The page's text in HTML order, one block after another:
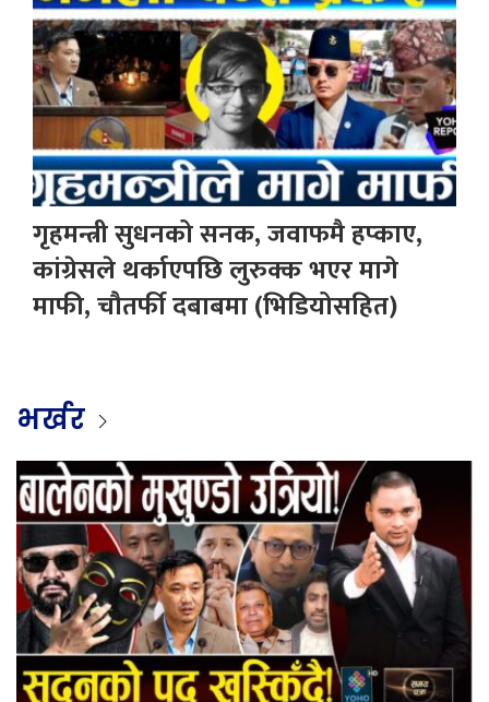
गृहमन्त्री सुधनको सनक, जवाफमै हप्काए,
कांग्रेसले थर्काएपछि लुरुक्क भएर मागे
माफी, चौतर्फी दबाबमा (भिडियोसहित)
भर्खर